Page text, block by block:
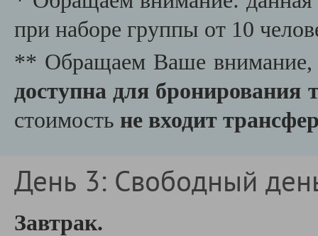
при наборе группы от 10
** Обращаем Ваше
доступна для бронирования
стоимость не входит
День 3: Свободный
Завтрак.